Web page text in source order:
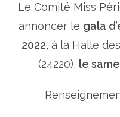
Le Comité Miss
annoncer le gala
2022, à la Halle
(24220), le